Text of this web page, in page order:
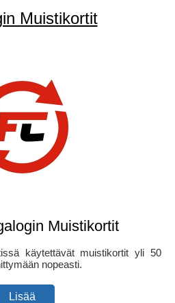
Muistikortit
Muistikortit
käytettävät muistikortit yli 50
nopeasti.
Lisää